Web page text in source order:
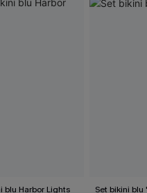
blu Harbor Lights Set bikini